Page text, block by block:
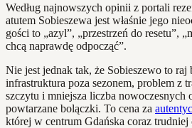
Według najnowszych opinii z portali
atutem Sobieszewa jest właśnie jego
gości to „azyl”, „przestrzeń do resetu”,
chcą naprawdę odpocząć”.
Nie jest jednak tak, że Sobieszewo to raj
infrastruktura poza sezonem, problem z
szczytu i mniejsza liczba nowoczesnych
powtarzane bolączki. To cena za
której w centrum Gdańska coraz trudniej